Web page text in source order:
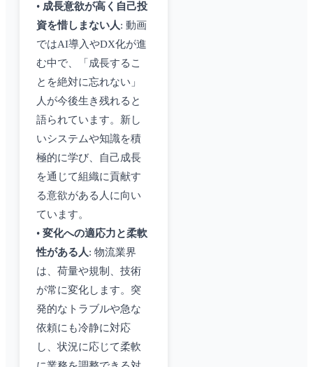
• 成長意欲が高く自己投
資を惜しまない人: 動画
ではAI導入やDX化が進
む中で、「成長するこ
とを絶対に忘れない」
人が今後生き残れると
語られています。新し
いシステムや知識を積
極的に学び、自己成長
を通じて組織に貢献す
る意欲がある人に向い
ています。
• 変化への適応力と柔軟
性がある人: 物流業界
は、荷量や規制、技術
が常に変化します。突
発的なトラブルや急な
依頼にも冷静に対応
し、状況に応じて柔軟